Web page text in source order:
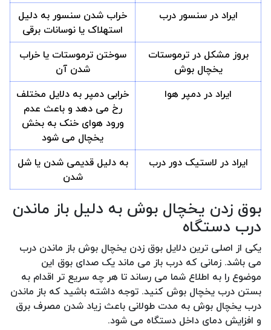
ایراد در سنسور درب
خراب شدن سنسور به دلیل
استهلاک یا نوسانات برقی
بروز مشکل در ترموستات
یخچال بوش
سوختن ترموستات یا خراب
شدن آن
ایراد در دمپر هوا
خرابی دمپر به دلایل مختلف
رخ می دهد و باعث عدم
ورود هوای خنک به بخش
یخچال می شود
ایراد در لاستیک دور درب
به دلیل قدیمی شدن یا شل
شدن
بوق زدن یخچال بوش به دلیل باز ماندن
درب دستگاه
یکی از اصلی ترین دلایل بوق زدن یخچال بوش باز ماندن درب
می باشد. زمانی که درب باز می ماند یک صدای بوق این
موضوع را به اطلاع شما می رساند تا هر چه سریع تر اقدام به
بستن درب یخچال بوش کنید. توجه داشته باشید که باز ماندن
درب یخچال بوش به مدت طولانی باعث زیاد شدن مصرف برق
و افزایش دمای داخل دستگاه می شود.